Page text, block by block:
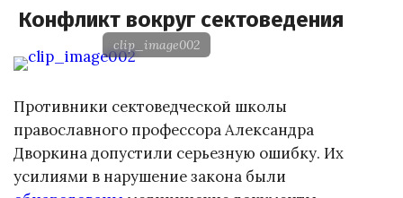
Конфликт вокруг сектоведения
clip_image002
Противники сектоведческой школы
православного профессора Александра
Дворкина допустили серьезную ошибку. Их
усилиями в нарушение закона были